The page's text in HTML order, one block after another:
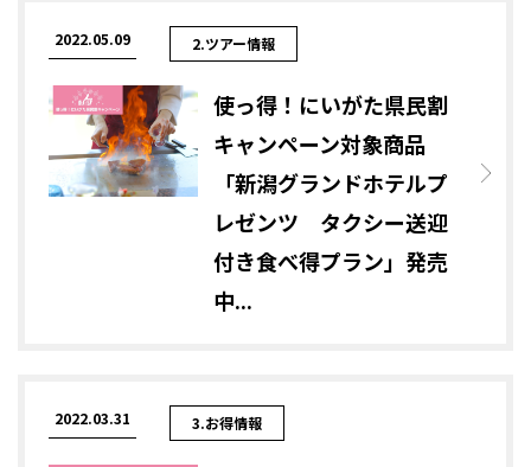
2022.05.09 2.ツアー情報
使っ得！にいがた県民割
キャンペーン対象商品
「新潟グランドホテルプ
レゼンツ タクシー送迎
付き食べ得プラン」発売
中...
2022.03.31 3.お得情報